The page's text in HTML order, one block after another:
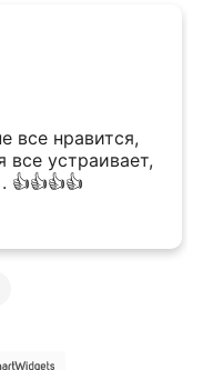
все нравится,
устраивает,
👍👍👍👍